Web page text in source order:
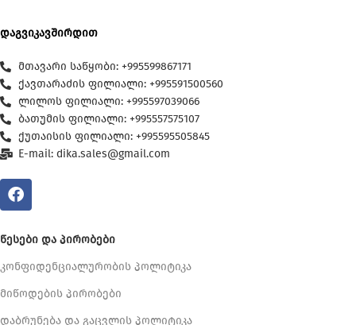
დაგვიკავშირდით
მთავარი საწყობი: +995599867171
ქავთარაძის ფილიალი: +995591500560
ლილოს ფილიალი: +995597039066
ბათუმის ფილიალი: +995557575107
ქუთაისის ფილიალი: +995595505845
E-mail: dika.sales@gmail.com
ᲬᲔᲡᲔᲑᲘ ᲓᲐ ᲞᲘᲠᲝᲑᲔᲑᲘ
კონფიდენციალურობის პოლიტიკა
მიწოდების პირობები
დაბრუნება და გაცვლის პოლიტიკა